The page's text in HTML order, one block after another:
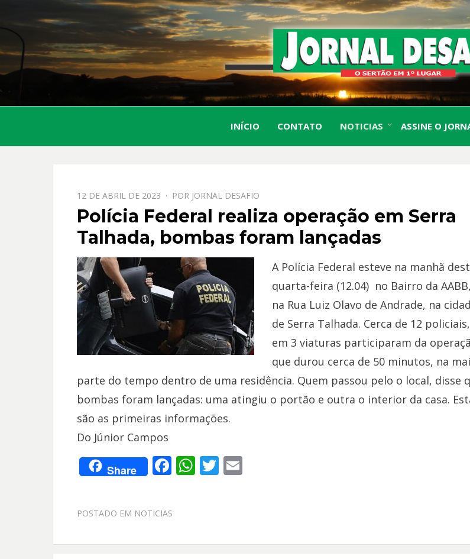
O Sertão em 1º
INÍCIO CONTATO NOTICIAS ASSINE O
PPOSTADO
EM
12 DE ABRIL DE 2023 POR JORNAL DESAFIO
Polícia Federal realiza operação em Serra
Talhada, bombas foram lançadas
A Polícia Federal esteve na manhã
quarta-feira (12.04) no Bairro da AABB,
na Rua Luiz Olavo de Andrade, na
de Serra Talhada. Cerca de 12 policiais,
em 3 viaturas participaram da
que durou cerca de 50 minutos, na
parte do tempo dentro de uma residência. Quem passou pelo o local, disse
bombas foram lançadas: uma atingiu o portão e outra o interior da casa.
são as primeiras informações.
Do Júnior Campos
Share F
b
o
W
A
T E
POSTADO EM NOTICIAS